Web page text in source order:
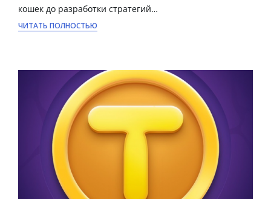
кошек до разработки стратегий…
ЧИТАТЬ ПОЛНОСТЬЮ